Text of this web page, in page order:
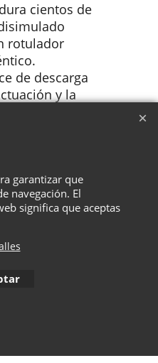
cientos de
rotulador
de descarga
y la
eCommerce software was used.
garantizar que
navegación. El
significa que aceptas